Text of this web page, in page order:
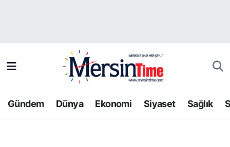
Gündem Dünya Ekonomi Siyaset Sağlık
Bilim-Teknoloji
Dünya
Trafik Durumu
Tüm Manşetler